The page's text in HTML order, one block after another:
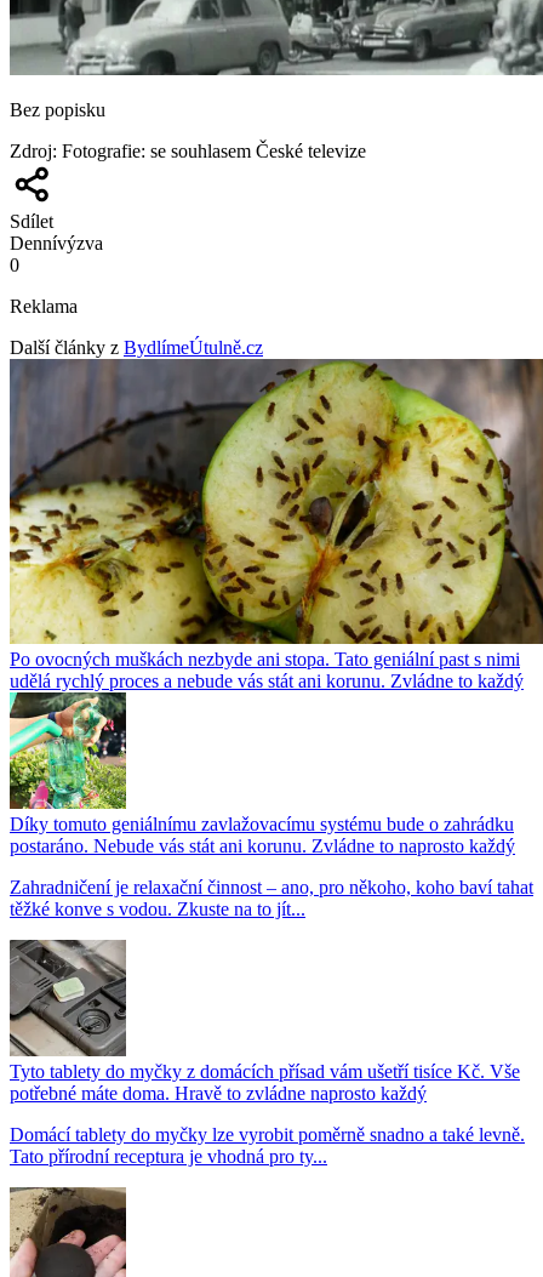
Bez popisku
Zdroj: Fotografie: se souhlasem České televize
Sdílet
Dennívýzva
0
Reklama
Další články z BydlímeÚtulně.cz
Po ovocných muškách nezbyde ani stopa. Tato geniální past s nimi
udělá rychlý proces a nebude vás stát ani korunu. Zvládne to každý
Díky tomuto geniálnímu zavlažovacímu systému bude o zahrádku
postaráno. Nebude vás stát ani korunu. Zvládne to naprosto každý
Zahradničení je relaxační činnost – ano, pro někoho, koho baví tahat
těžké konve s vodou. Zkuste na to jít...
Tyto tablety do myčky z domácích přísad vám ušetří tisíce Kč. Vše
potřebné máte doma. Hravě to zvládne naprosto každý
Domácí tablety do myčky lze vyrobit poměrně snadno a také levně.
Tato přírodní receptura je vhodná pro ty...